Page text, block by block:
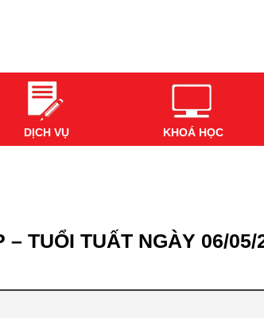
DỊCH VỤ KHOÁ HỌC
TUỔI TUẤT NGÀY 06/05/